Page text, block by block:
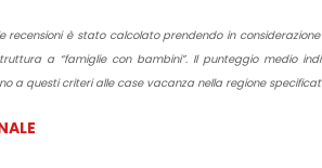
recensioni è stato calcolato prendendo in
a “famiglie con bambini”. Il punteggio medio
a questi criteri alle case vacanza nella regione